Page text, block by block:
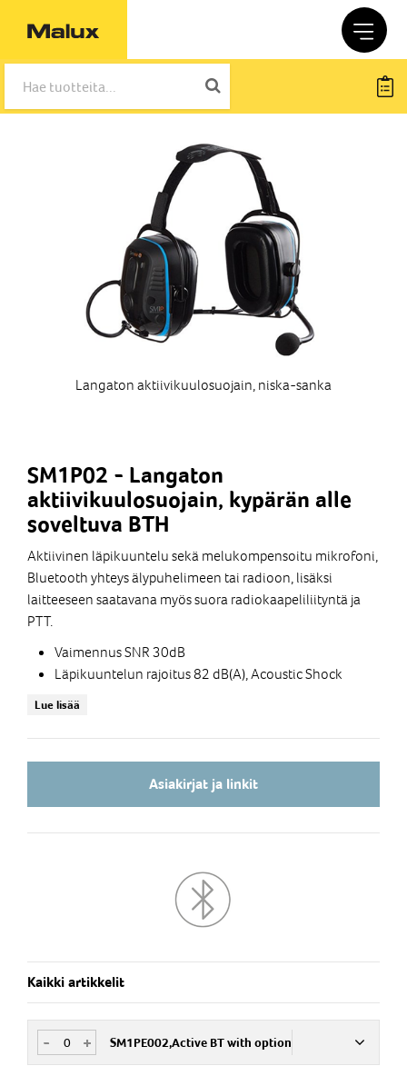
Langaton aktiivikuulosuojain, niska-sanka
SM1P02 - Langaton
aktiivikuulosuojain, kypärän alle
soveltuva BTH
Aktiivinen läpikuuntelu sekä melukompensoitu mikrofoni,
Bluetooth yhteys älypuhelimeen tai radioon, lisäksi
laitteeseen saatavana myös suora radiokaapeliliityntä ja
PTT.
Vaimennus SNR 30dB
Läpikuuntelun rajoitus 82 dB(A), Acoustic Shock
Bluetooth yhteys puhelinkäyttöön sekä audion
kuunteluun
Ryhmäkommunikaatio VOX toiminnolla
FM Radion kuuntelumahdollisuus
Aktiivinen puheen korostus ja taustamelun
Lisäoptiona radiokaapeli ja PTT
IP 54
Lue lisää
Asiakirjat ja linkit
Kaikki artikkelit
+
- SM1PE002,Active BT with option